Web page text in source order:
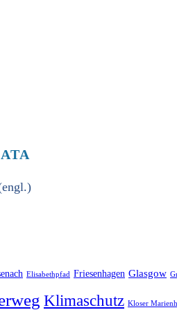
Elisabethpfad Friesenhagen Glasgow
Klimaschutz Kloser